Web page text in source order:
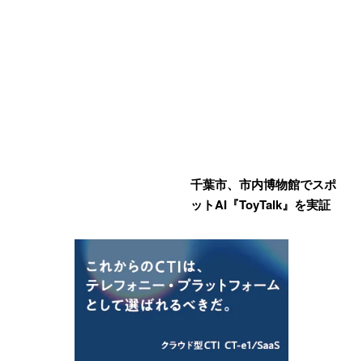
千葉市、市内博物館でスポ
ットAI『ToyTalk』を実証